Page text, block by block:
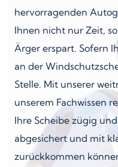
hervorragenden
Ihnen nicht nur Zeit,
Ärger erspart. Sofern
an der
Stelle. Mit unserer
unserem Fachwissen
Ihre Scheibe zügig
abgesichert und mit
zurückkommen